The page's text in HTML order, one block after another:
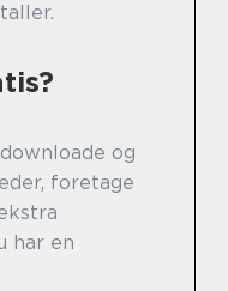
og
foretage
har en